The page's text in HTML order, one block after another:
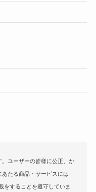
ユーザーの皆様に公正、か
たる商品・サービスには
をすることを遵守していま